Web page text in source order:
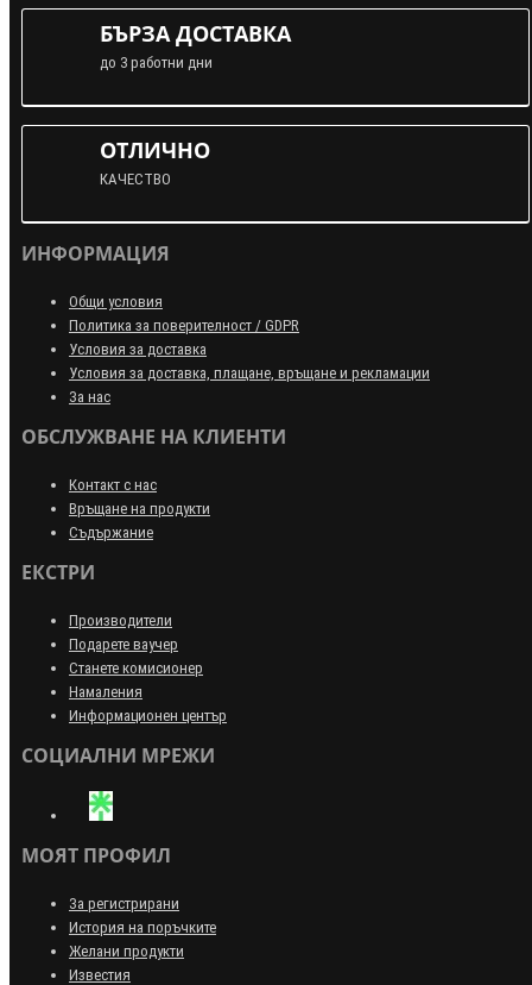
БЪРЗА ДОСТАВКА
до 3 работни дни
ОТЛИЧНО
КАЧЕСТВО
ИНФОРМАЦИЯ
Общи условия
Политика за поверителност / GDPR
Условия за доставка
Условия за доставка, плащане, връщане и рекламации
За нас
ОБСЛУЖВАНЕ НА КЛИЕНТИ
Контакт с нас
Връщане на продукти
Съдържание
ЕКСТРИ
Производители
Подарете ваучер
Станете комисионер
Намаления
Информационен център
СОЦИАЛНИ МРЕЖИ
МОЯТ ПРОФИЛ
За регистрирани
История на поръчките
Желани продукти
Известия